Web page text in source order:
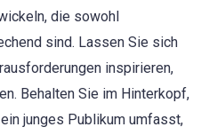
die sowohl
sind. Lassen Sie sich
inspirieren,
Behalten Sie im Hinterkopf,
junges Publikum umfasst,